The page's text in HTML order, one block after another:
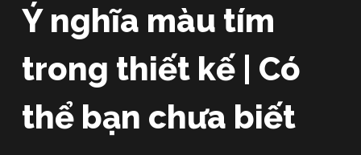
Ý nghĩa màu tím
trong thiết kế | Có
thể bạn chưa biết